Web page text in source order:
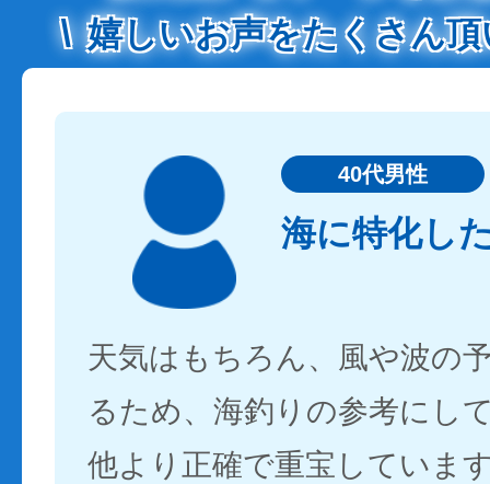
嬉しいお声をたくさん
40代男性
海に特化し
天気はもちろん、風や波の
るため、海釣りの参考にし
他より正確で重宝していま